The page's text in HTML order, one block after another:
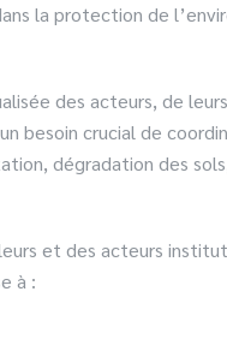
la protection de
des acteurs, de
besoin crucial de
dégradation des
et des acteurs
à :